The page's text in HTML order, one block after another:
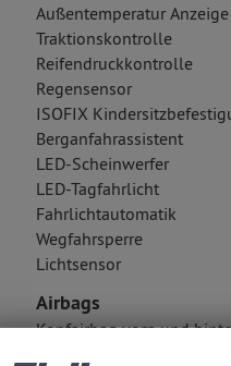
Außentemperatur Anzeige
Traktionskontrolle
Reifendruckkontrolle
Regensensor
ISOFIX
Berganfahrassistent
LED-Scheinwerfer
LED-Tagfahrlicht
Fahrlichtautomatik
Wegfahrsperre
Lichtsensor
Airbags
Kopfairbag vorn und